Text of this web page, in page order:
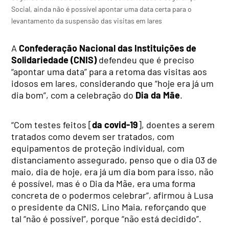
Social, ainda não é possível apontar uma data certa para o
levantamento da suspensão das visitas em lares
AConfederação Nacional das Instituições de
Solidariedade (CNIS)defendeu que é preciso
“apontar uma data” para a retoma das visitas aos
idosos em lares, considerando que “hoje era já um
dia bom”, com a celebração do Dia da Mãe.
“Com testes feitos [da covid-19], doentes a serem
tratados como devem ser tratados, com
equipamentos de proteção individual, com
distanciamento assegurado, penso que o dia 03 de
maio, dia de hoje, era já um dia bom para isso, não
é possível, mas é o Dia da Mãe, era uma forma
concreta de o podermos celebrar”, afirmou à Lusa
o presidente da CNIS, Lino Maia, reforçando que
tal “não é possível”, porque “não está decidido”.